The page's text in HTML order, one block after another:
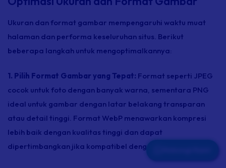
Ukuran dan format gambar mempengaruhi waktu muat
halaman dan performa keseluruhan situs. Berikut
beberapa langkah untuk mengoptimalkannya:
1. Pilih Format Gambar yang Tepat: Format seperti JPEG
cocok untuk foto dengan banyak warna, sementara PNG
ideal untuk gambar dengan latar belakang transparan
atau detail tinggi. Format WebP menawarkan kompresi
lebih baik dengan kualitas tinggi dan dapat
dipertimbangkan jika kompatibel dengan platform kamu.